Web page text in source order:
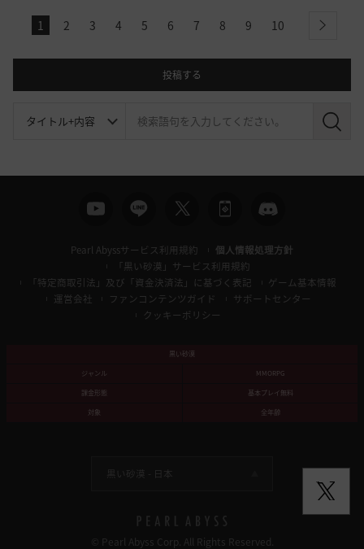
1 2 3 4 5 6 7 8 9 10 next
投稿する
検
Pearl Abyssサービス利用規約
個人情報処理方針
「黒い砂漠」サービス利用規約
「特定商取引法」及び「資金決済法」に基づく表記
ゲーム基本情報
運営会社
ファンコンテンツガイド
サポートセンター
クッキーポリシー
黒い砂漠
ジャンル
MMORPG
課金形態
基本プレイ無料
対象
全年齢
黒い砂漠 - 日本
© Pearl Abyss Corp. All Rights Reserved.